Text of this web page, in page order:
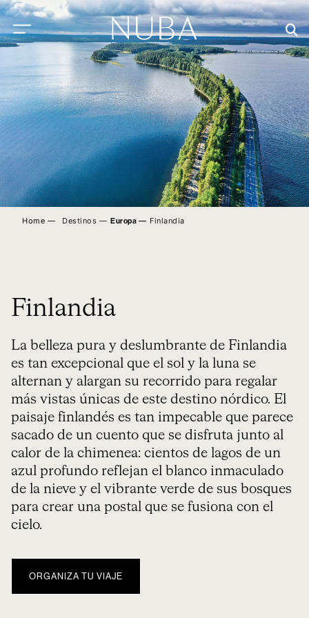
Home ― Destinos ― Europa ― Finlandia
Finlandia
La belleza pura y deslumbrante de Finlandia
es tan excepcional que el sol y la luna se
alternan y alargan su recorrido para regalar
más vistas únicas de este destino nórdico. El
paisaje finlandés es tan impecable que parece
sacado de un cuento que se disfruta junto al
calor de la chimenea: cientos de lagos de un
azul profundo reflejan el blanco inmaculado
de la nieve y el vibrante verde de sus bosques
para crear una postal que se fusiona con el
cielo.
ORGANIZA TU VIAJE